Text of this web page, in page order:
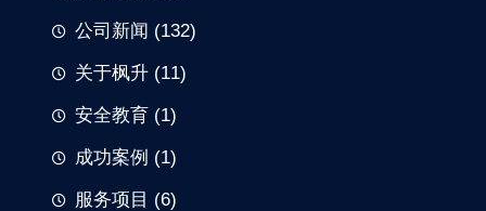
公司新闻 (132)
关于枫升 (11)
安全教育 (1)
成功案例 (1)
服务项目 (6)